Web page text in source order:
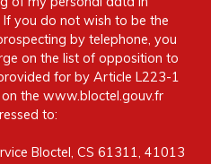
If you do not wish to be the
by telephone, you
on the list of opposition to
for by Article L223-1
the www.bloctel.gouv.fr
to:
Bloctel, CS 61311, 41013